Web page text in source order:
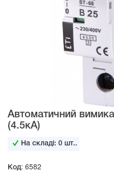
Автоматичний
(4.5кА)
На складі:0 шт..
Код: 6582